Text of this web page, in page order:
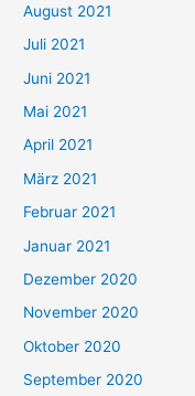
n
a
c
h
:
August 2021
Juli 2021
Juni 2021
Mai 2021
April 2021
März 2021
Februar 2021
Januar 2021
Dezember 2020
November 2020
Oktober 2020
September 2020